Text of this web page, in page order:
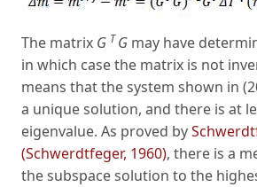
The matrix G T G may have
in which case the matrix is not
means that the system shown in
a unique solution, and there is at
eigenvalue. As proved by
(Schwerdtfeger, 1960), there is a
the subspace solution to the